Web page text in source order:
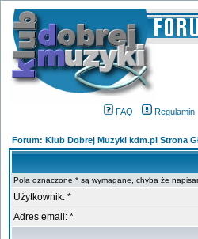
FAQ Regulamin
Forum: Klub Dobrej Muzyki kdm.pl Strona
Pola oznaczone * są wymagane, chyba że
Użytkownik: *
Adres email: *